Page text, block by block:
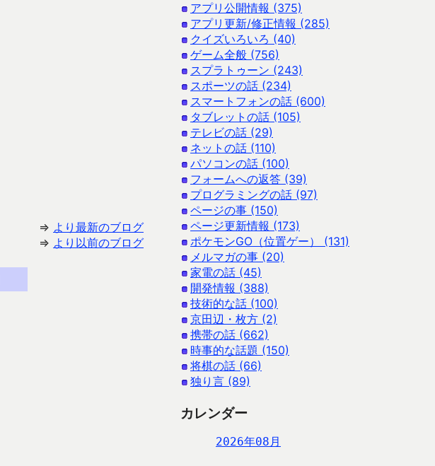
⇒ より最新のブログ
⇒ より以前のブログ
アプリ公開情報 (375)
アプリ更新/修正情報 (285)
クイズいろいろ (40)
ゲーム全般 (756)
スプラトゥーン (243)
スポーツの話 (234)
スマートフォンの話 (600)
タブレットの話 (105)
テレビの話 (29)
ネットの話 (110)
パソコンの話 (100)
フォームへの返答 (39)
プログラミングの話 (97)
ページの事 (150)
ページ更新情報 (173)
ポケモンGO（位置ゲー） (131)
メルマガの事 (20)
家電の話 (45)
開発情報 (388)
技術的な話 (100)
京田辺・枚方 (2)
携帯の話 (662)
時事的な話題 (150)
将棋の話 (66)
独り言 (89)
カレンダー
2026年08月